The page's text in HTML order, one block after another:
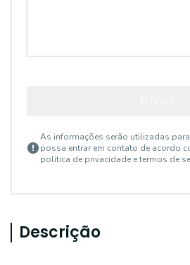
As informações serão utilizadas
possa entrar em contato de acordo
política de privacidade e termos de
Descrição